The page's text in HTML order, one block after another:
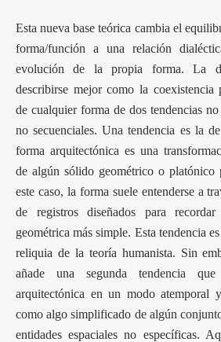
Esta nueva base teórica cambia el
forma/función a una relación
evolución de la propia forma. La
describirse mejor como la coexistencia
de cualquier forma de dos tendencias
no secuenciales. Una tendencia es la
forma arquitectónica es una
de algún sólido geométrico o platónico
este caso, la forma suele entenderse a
de registros diseñados para
geométrica más simple. Esta tendencia
reliquia de la teoría humanista. Sin
añade una segunda tendencia
arquitectónica en un modo atemporal
como algo simplificado de algún
entidades espaciales no específicas.